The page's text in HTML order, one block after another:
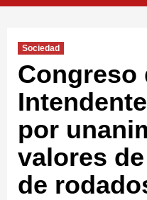
Sociedad
Congreso
por
valores
de